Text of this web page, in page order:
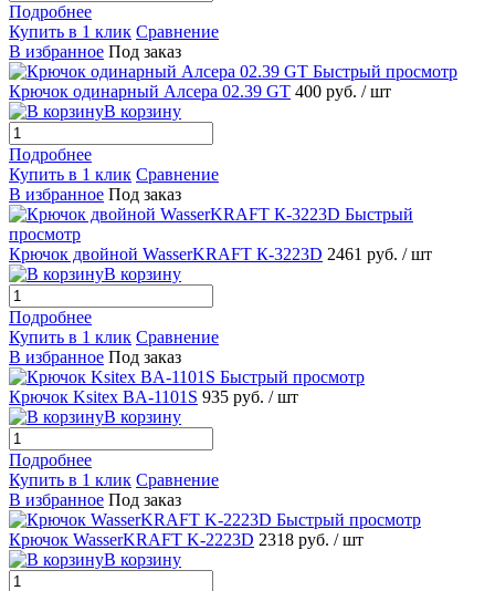
Подробнее
Купить в 1 клик Сравнение
В избранное Под заказ
Быстрый просмотр
Крючок одинарный Алсера 02.39 GT 400 руб. / шт
В корзину
Подробнее
Купить в 1 клик Сравнение
В избранное Под заказ
Быстрый
просмотр
Крючок двойной WasserKRAFT К-3223D 2461 руб. / шт
В корзину
Подробнее
Купить в 1 клик Сравнение
В избранное Под заказ
Быстрый просмотр
Крючок Ksitex BA-1101S 935 руб. / шт
В корзину
Подробнее
Купить в 1 клик Сравнение
В избранное Под заказ
Быстрый просмотр
Крючок WasserKRAFT K-2223D 2318 руб. / шт
В корзину